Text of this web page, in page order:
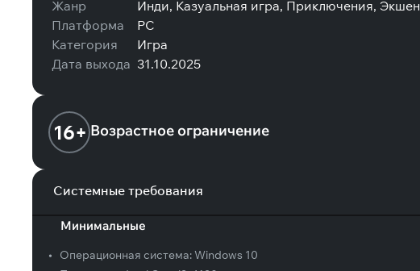
Жанр
Инди, Казуальная игра, Приключения, Экшен
Платформа
PC
Категория
Игра
Дата выхода 31.10.2025
16+ Возрастное ограничение
Системные требования
Минимальные
• Операционная система:Windows 10